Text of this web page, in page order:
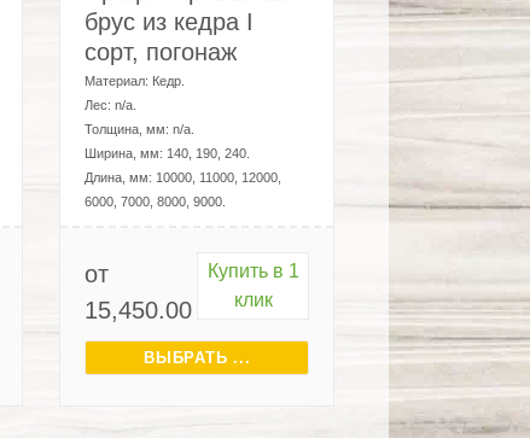
брус из кедра I
сорт, погонаж
Материал: Кедр
Лес:n/a
Толщина, мм:n/a
Ширина, мм: 140, 190, 240
Длина, мм: 10000, 11000, 12000,
6000, 7000, 8000, 9000
от
15,450.00
Купить в 1
клик
ВЫБРАТЬ ...